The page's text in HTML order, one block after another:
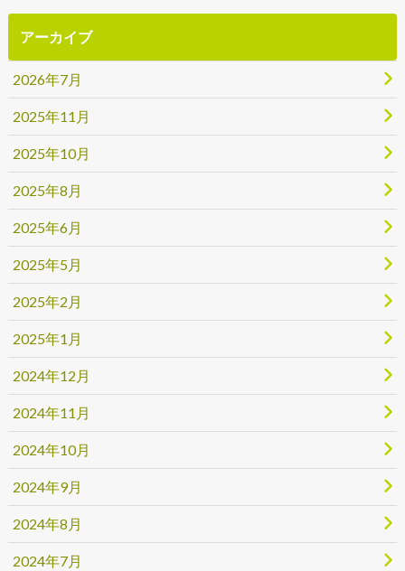
アーカイブ
2026年7月
2025年11月
2025年10月
2025年8月
2025年6月
2025年5月
2025年2月
2025年1月
2024年12月
2024年11月
2024年10月
2024年9月
2024年8月
2024年7月